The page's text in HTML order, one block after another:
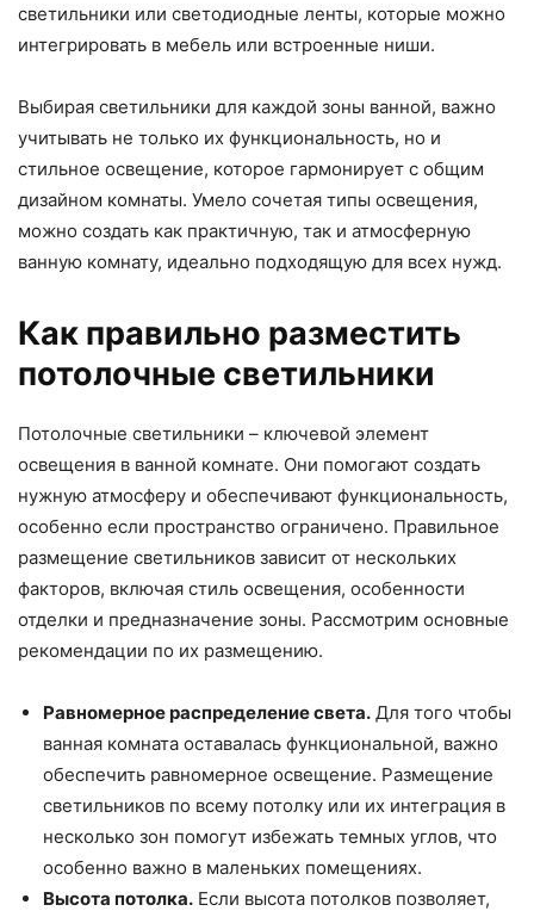
светильники или светодиодные ленты, которые можно
интегрировать в мебель или встроенные ниши.
Выбирая светильники для каждой зоны ванной, важно
учитывать не только их функциональность, но и
стильное освещение, которое гармонирует с общим
дизайном комнаты. Умело сочетая типы освещения,
можно создать как практичную, так и атмосферную
ванную комнату, идеально подходящую для всех нужд.
Как правильно разместить
потолочные светильники
Потолочные светильники – ключевой элемент
освещения в ванной комнате. Они помогают создать
нужную атмосферу и обеспечивают функциональность,
особенно если пространство ограничено. Правильное
размещение светильников зависит от нескольких
факторов, включая стиль освещения, особенности
отделки и предназначение зоны. Рассмотрим основные
рекомендации по их размещению.
Равномерное распределение света. Для того чтобы
ванная комната оставалась функциональной, важно
обеспечить равномерное освещение. Размещение
светильников по всему потолку или их интеграция в
несколько зон помогут избежать темных углов, что
особенно важно в маленьких помещениях.
Высота потолка. Если высота потолков позволяет,